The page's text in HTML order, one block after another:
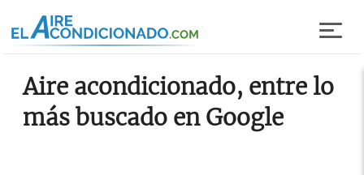
Aire acondicionado, entre lo
más buscado en Google